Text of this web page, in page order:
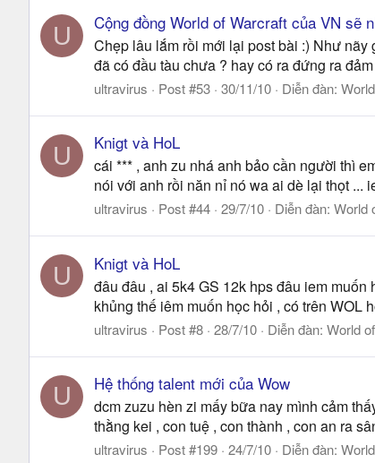
U Cộng đồng World of Warcraft của VN sẽ
Chẹp lâu lắm rồi mới lại post bài :) Như
đã có đầu tàu chưa ? hay có ra đứng ra
ultravirus Post #53 30/11/10 Diễn đàn:
U Knigt và HoL
cái *** , anh zu nhá anh bảo cần người thì
nói với anh rồi năn nỉ nó wa ai dè lại thọt ...
ultravirus Post #44 29/7/10 Diễn đàn: World
U Knigt và HoL
đâu đâu , ai 5k4 GS 12k hps đâu iem
khủng thế iêm muốn học hỏi , có trên WOL
ultravirus Post #8 28/7/10 Diễn đàn: World
U Hệ thống talent mới của Wow
dcm zuzu hèn zi mấy bữa nay mình cảm
thằng kei , con tuệ , con thành , con an ra
ultravirus Post #199 24/7/10 Diễn đàn: